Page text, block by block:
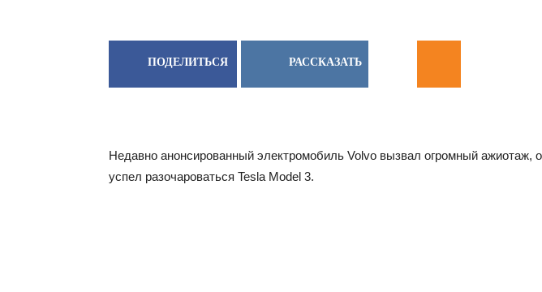
ПОДЕЛИТЬСЯ РАССКАЗАТЬ
Недавно анонсированный электромобиль Volvo вызвал огромный ажиотаж,
успел разочароваться Tesla Model 3.